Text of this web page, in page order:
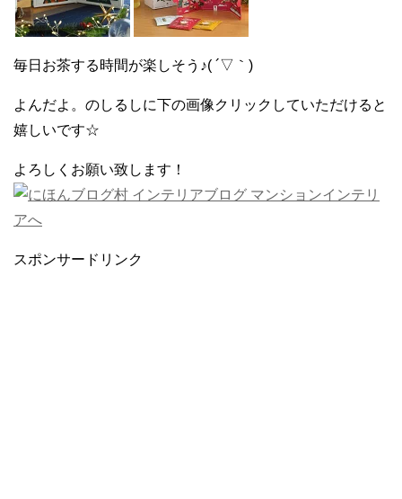
毎日お茶する時間が楽しそう♪( ´▽｀)
よんだよ。のしるしに下の画像クリックしていただけると
嬉しいです☆
よろしくお願い致します！
スポンサードリンク